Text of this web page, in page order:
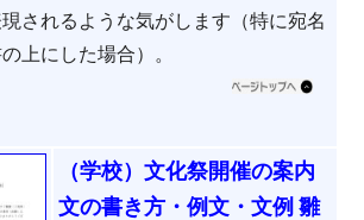
されるような気がします（特に宛名
上にした場合）。
（学校）文化祭開催の案内
文の書き方・例文・文例 雛